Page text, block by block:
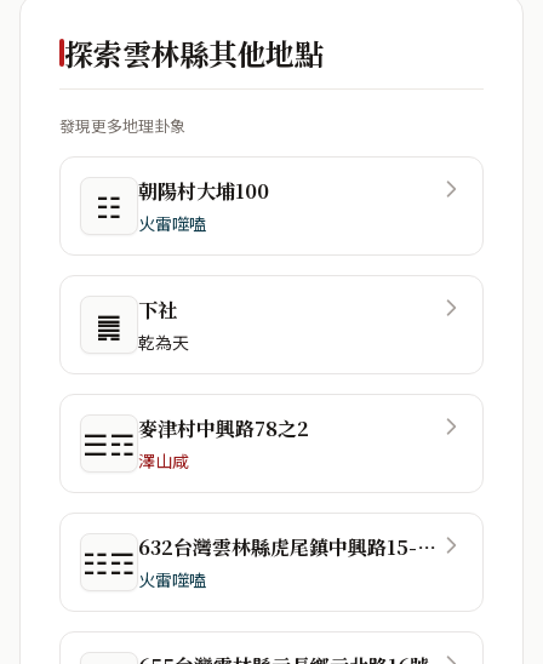
探索雲林縣其他地點
發現更多地理卦象
☷ 朝陽村大埔100
火雷噬嗑
䷫ 下社
乾為天
☰☶麥津村中興路78之2
澤山咸
☷☶ 632台灣雲林縣虎尾鎮中興路15-1號
火雷噬嗑